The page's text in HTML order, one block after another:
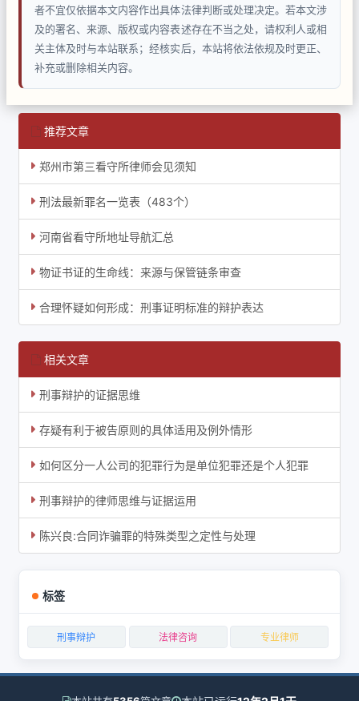
者不宜仅依据本文内容作出具体法律判断或处理决定。若本文涉
及的署名、来源、版权或内容表述存在不当之处，请权利人或相
关主体及时与本站联系；经核实后，本站将依法依规及时更正、
补充或删除相关内容。
推荐文章
郑州市第三看守所律师会见须知
刑法最新罪名一览表（483个）
河南省看守所地址导航汇总
物证书证的生命线：来源与保管链条审查
合理怀疑如何形成：刑事证明标准的辩护表达
相关文章
刑事辩护的证据思维
存疑有利于被告原则的具体适用及例外情形
如何区分一人公司的犯罪行为是单位犯罪还是个人犯罪
刑事辩护的律师思维与证据运用
陈兴良:合同诈骗罪的特殊类型之定性与处理
标签
刑事辩护 法律咨询 专业律师